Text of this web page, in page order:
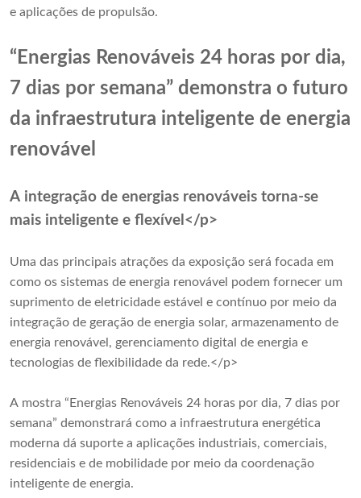
e aplicações de propulsão.
“Energias Renováveis ​​24 horas por dia,
7 dias por semana” demonstra o futuro
da infraestrutura inteligente de energia
renovável
A integração de energias renováveis ​​torna-se
mais inteligente e flexível</p>
Uma das principais atrações da exposição será focada em
como os sistemas de energia renovável podem fornecer um
suprimento de eletricidade estável e contínuo por meio da
integração de geração de energia solar, armazenamento de
energia renovável, gerenciamento digital de energia e
tecnologias de flexibilidade da rede.</p>
A mostra “Energias Renováveis ​​24 horas por dia, 7 dias por
semana” demonstrará como a infraestrutura energética
moderna dá suporte a aplicações industriais, comerciais,
residenciais e de mobilidade por meio da coordenação
inteligente de energia.